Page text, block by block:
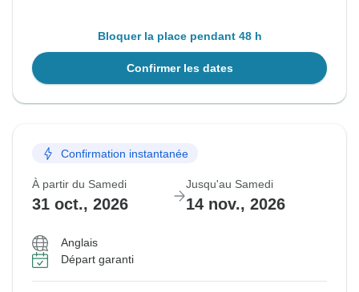
Bloquer la place pendant 48 h
Confirmer les dates
Confirmation instantanée
À partir du Samedi
31 oct., 2026
Jusqu'au Samedi
14 nov., 2026
Anglais
Départ garanti